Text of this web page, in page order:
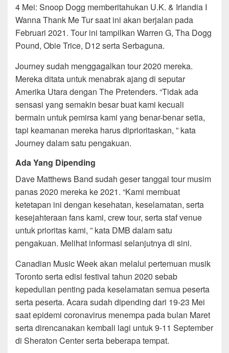
4 Mei: Snoop Dogg memberitahukan U.K. & Irlandia I
Wanna Thank Me Tur saat ini akan berjalan pada
Februari 2021. Tour ini tampilkan Warren G, Tha Dogg
Pound, Obie Trice, D12 serta Serbaguna.
Journey sudah menggagalkan tour 2020 mereka.
Mereka ditata untuk menabrak ajang di seputar
Amerika Utara dengan The Pretenders. “Tidak ada
sensasi yang semakin besar buat kami kecuali
bermain untuk pemirsa kami yang benar-benar setia,
tapi keamanan mereka harus diprioritaskan, ” kata
Journey dalam satu pengakuan.
Ada Yang Dipending
Dave Matthews Band sudah geser tanggal tour musim
panas 2020 mereka ke 2021. “Kami membuat
ketetapan ini dengan kesehatan, keselamatan, serta
kesejahteraan fans kami, crew tour, serta staf venue
untuk prioritas kami, ” kata DMB dalam satu
pengakuan. Melihat informasi selanjutnya di sini.
Canadian Music Week akan melalui pertemuan musik
Toronto serta edisi festival tahun 2020 sebab
kepedulian penting pada keselamatan semua peserta
serta peserta. Acara sudah dipending dari 19-23 Mei
saat epidemi coronavirus menempa pada bulan Maret
serta direncanakan kembali lagi untuk 9-11 September
di Sheraton Center serta beberapa tempat.